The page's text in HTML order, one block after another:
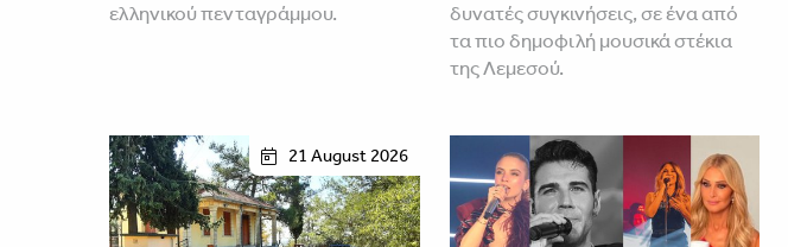
ελληνικού πενταγράμμου.
δυνατές συγκινήσεις, σε ένα από
τα πιο δημοφιλή μουσικά στέκια
της Λεμεσού.
21 August 2026